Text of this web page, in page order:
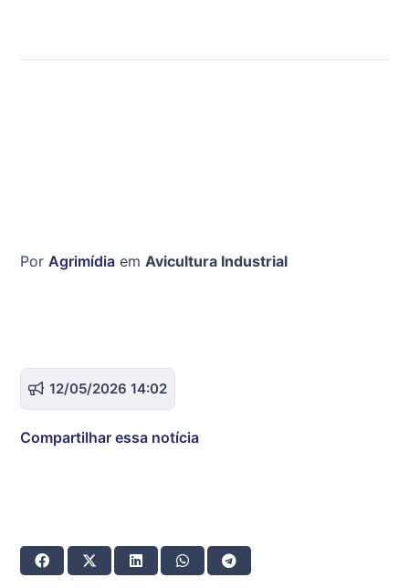
Por Agrimídia em Avicultura Industrial
12/05/2026 14:02
Compartilhar essa notícia